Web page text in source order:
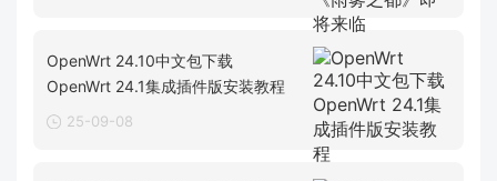
OpenWrt 24.10中文包下载
OpenWrt 24.1集成插件版安装教程
25-09-08